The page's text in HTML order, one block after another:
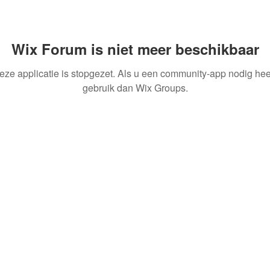
Wix Forum is niet meer beschikbaar
applicatie is stopgezet. Als u een community-app nodig
gebruik dan Wix Groups.